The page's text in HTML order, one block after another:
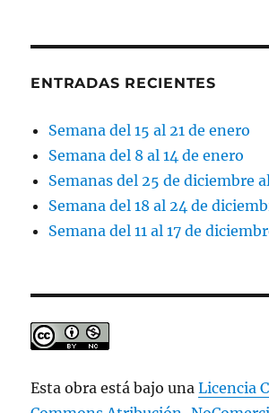
ENTRADAS RECIENTES
Semana del 15 al 21 de enero
Semana del 8 al 14 de enero
Semanas del 25 de diciembre
Semana del 18 al 24 de
Semana del 11 al 17 de
Esta obra está bajo unaLicencia